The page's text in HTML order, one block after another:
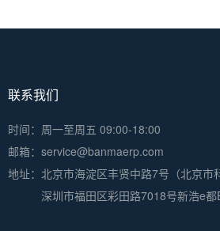
联系我们
时间：周一至周五 09:00-18:00
邮箱：service@banmaerp.com
地址： 北京市海淀区丰贤中路7号（北京
深圳市福田区彩田路7018号新浩e都